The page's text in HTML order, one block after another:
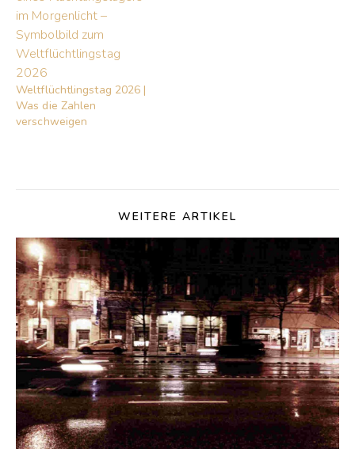
Weltflüchtlingstag 2026 |
Was die Zahlen
verschweigen
WEITERE ARTIKEL